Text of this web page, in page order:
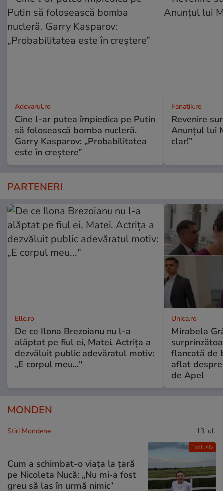
Adevarul.ro
Cine l-ar putea împiedica pe Putin
să folosească bomba nucleră.
Garry Kasparov: „Probabilitatea
este în creștere”
Fanatik.ro
Revenire
Anunțul lui
clar!”
PARTENERI
Elle.ro
De ce Ilona Brezoianu nu l-a
alăptat pe fiul ei, Matei. Actrița a
dezvăluit public adevăratul motiv:
„E corpul meu..."
Unica.ro
Mirabela
flancată de
aflat
de Apel
MONDEN
Exclusiv
Stiri Mondene 13 iul.
Cum a schimbat-o viața la țară
pe Nicoleta Nucă: „Nu mi-a fost
greu să las în urmă nimic”